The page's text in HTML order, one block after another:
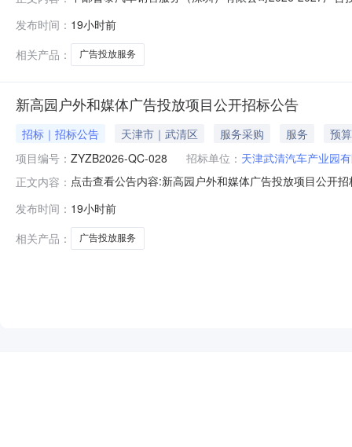
中国邮电器材集团有限公司1.4资金落实情况：已落实
发布时间： 19小时前
相关产品：
广告投放服务
新高园户外和媒体广告投放项目公开招标公告
招标｜招标公告 天津市｜武清区 服务采购 服务
预
项目编号： ZYZB2026-QC-028 招标单位： 天津武清汽车产业园
正文内容： 点击查看公告内容:新高园户外和媒体广告投放项目公开
发布时间： 19小时前
相关产品：
广告投放服务